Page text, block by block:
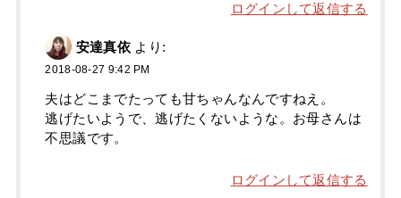
ログインして返信する
安達真依 より:
2018-08-27 9:42 PM
夫はどこまでたっても甘ちゃんなんですねえ。
逃げたいようで、逃げたくないような。お母さんは
不思議です。
ログインして返信する